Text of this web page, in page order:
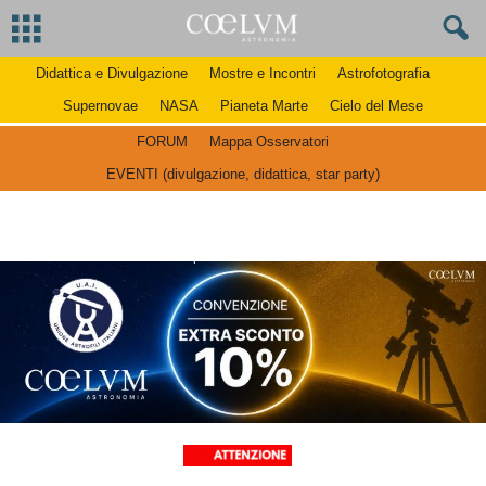
Didattica e Divulgazione Mostre e Incontri
Astrofotografia
Supernovae
NASA Pianeta Marte Cielo del Mese
FORUM
Mappa Osservatori
EVENTI (divulgazione, didattica, star party)